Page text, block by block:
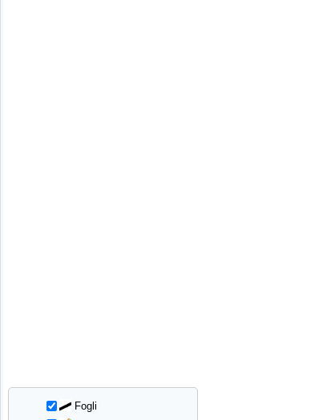
Fogli